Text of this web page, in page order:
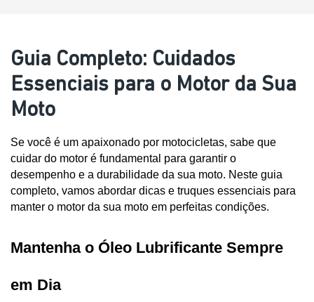
Guia Completo: Cuidados
Essenciais para o Motor da Sua
Moto
Se você é um apaixonado por motocicletas, sabe que
cuidar do motor é fundamental para garantir o
desempenho e a durabilidade da sua moto. Neste guia
completo, vamos abordar dicas e truques essenciais para
manter o motor da sua moto em perfeitas condições.
Mantenha o Óleo Lubrificante Sempre
em Dia